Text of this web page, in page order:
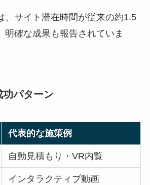
、サイト滞在時間が従来の約1.5
明確な成果も報告されていま
パターン
代表的な施策例
自動見積もり・VR内覧
インタラクティブ動画